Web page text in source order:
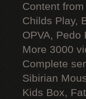
Content
Childs Play,
OPVA,
More 3000
Complete
Sibirian
Kids Box,